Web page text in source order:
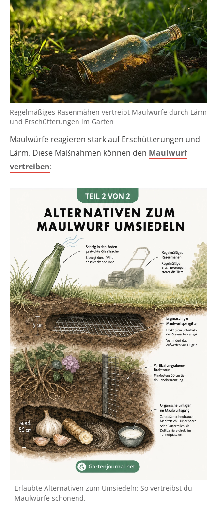
Regelmäßiges Rasenmähen vertreibt Maulwürfe durch Lärm
und Erschütterungen im Garten
Maulwürfe reagieren stark auf Erschütterungen und
Lärm. Diese Maßnahmen können den Maulwurf
vertreiben:
Erlaubte Alternativen zum Umsiedeln: So vertreibst du
Maulwürfe schonend.